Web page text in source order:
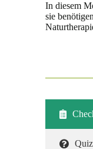
In diesem
sie
Quiz